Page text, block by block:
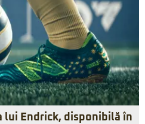
lui Endrick, disponibilă în